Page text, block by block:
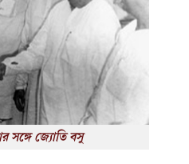
সঙ্গে জ্যোতি বসু